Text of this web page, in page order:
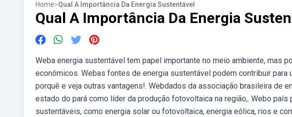
Home>Qual A Importância Da Energia Sustentável
Qual A Importância Da Energia
Weba energia sustentável tem papel importante no meio ambiente, mas
econômicos. Webas fontes de energia sustentável podem contribuir para
porquê e veja outras vantagens!. Webdados da associação brasileira de
estado do pará como líder da produção fotovoltaica na região,. Webo
sustentáveis, como energia solar ou fotovoltaica, energia eólica, rios e